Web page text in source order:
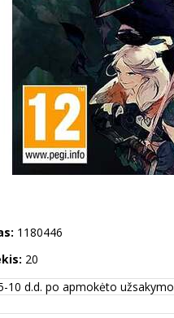
1180446
20
10 d.d. po apmokėto užsakymo